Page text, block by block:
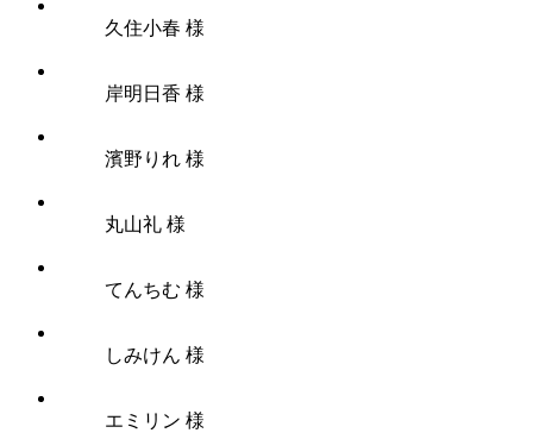
久住小春 様
岸明日香 様
濱野りれ 様
丸山礼 様
てんちむ 様
しみけん 様
エミリン 様